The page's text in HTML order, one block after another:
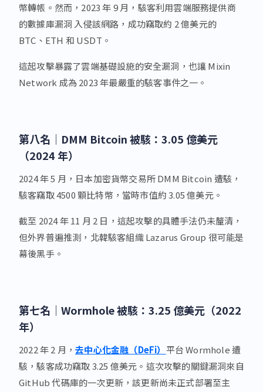
幣轉帳。然而，2023 年 9 月，駭客利用雲端服務提供商
的數據庫漏洞 入侵該網路，成功竊取約 2 億美元的
BTC、ETH 和 USDT。
這起攻擊暴露了雲端基礎設施的安全漏洞，也讓 Mixin
Network 成為 2023 年最嚴重的駭客事件之一。
第八名｜ DMM Bitcoin 被駭：3.05 億美元
（2024 年）
2024 年 5 月，日本加密貨幣交易所 DMM Bitcoin 遭駭，
駭客竊取 4500 顆比特幣，當時市值約 3.05 億美元。
截至 2024 年 11 月 2 日，這起攻擊的具體手法仍未釐清，
但外界普遍推測，北韓駭客組織 Lazarus Group 很可能是
幕後黑手。
第七名｜ Wormhole 被駭：3.25 億美元（2022
年）
2022 年 2 月，去中心化金融（DeFi） 平台 Wormhole 遭
駭，駭客成功竊取 3.25 億美元。這次攻擊的關鍵漏洞來自
GitHub 代碼庫的一次更新，該更新尚未正式部署至主